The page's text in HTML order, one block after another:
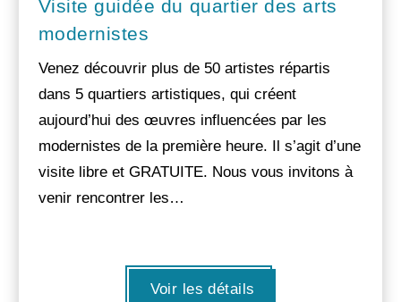
Visite guidée du quartier des arts
modernistes
Venez découvrir plus de 50 artistes répartis
dans 5 quartiers artistiques, qui créent
aujourd’hui des œuvres influencées par les
modernistes de la première heure. Il s’agit d’une
visite libre et GRATUITE. Nous vous invitons à
venir rencontrer les…
Voir les détails